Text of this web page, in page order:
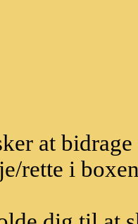
at
rette i